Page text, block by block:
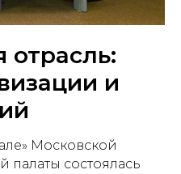
отрасль:
и
Московской
состоялась